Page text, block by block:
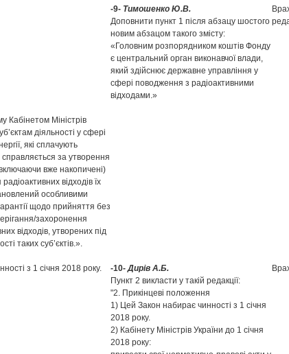
-9- Тимошенко Ю.В.
Доповнити пункт 1 після абзацу шостого
новим абзацом такого змісту:
«Головним розпорядником коштів Фонду
є центральний орган виконавчої влади,
який здійснює державне управління у
сфері поводження з радіоактивними
відходами.»
Кабінетом Міністрів
діяльності у сфері
які сплачують
за утворення
вже накопичені)
відходів їх
особливими
щодо прийняття без
захоронення
відходів, утворених під
таких суб’єктів.».
з 1 січня 2018 року. -10-Дирів А.Б.
Пункт 2 викласти у такій редакції:
"2. Прикінцеві положення
1) Цей Закон набирає чинності з 1 січня
2018 року.
2) Кабінету Міністрів України до 1 січня
2018 року: